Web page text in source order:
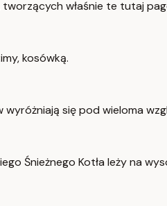
właśnie te tutaj
kosówką.
się pod wieloma
Śnieżnego Kotła leży na